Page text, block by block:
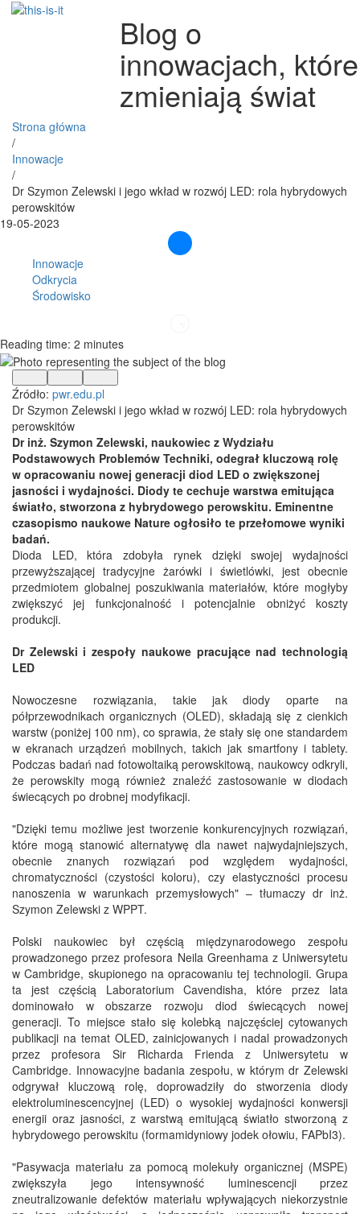
Blog o
innowacjach, które
zmieniają świat
Strona główna
/
Innowacje
/
Dr Szymon Zelewski i jego wkład w rozwój LED: rola hybrydowych
perowskitów
19-05-2023
Innowacje
Odkrycia
Środowisko
Reading time: 2 minutes
Źródło: pwr.edu.pl
Dr Szymon Zelewski i jego wkład w rozwój LED: rola hybrydowych
perowskitów
Dr inż. Szymon Zelewski, naukowiec z Wydziału
Podstawowych Problemów Techniki, odegrał kluczową rolę
w opracowaniu nowej generacji diod LED o zwiększonej
jasności i wydajności. Diody te cechuje warstwa emitująca
światło, stworzona z hybrydowego perowskitu. Eminentne
czasopismo naukowe Nature ogłosiło te przełomowe wyniki
badań.
Dioda LED, która zdobyła rynek dzięki swojej wydajności
przewyższającej tradycyjne żarówki i świetlówki, jest obecnie
przedmiotem globalnej poszukiwania materiałów, które mogłyby
zwiększyć jej funkcjonalność i potencjalnie obniżyć koszty
produkcji.
Dr Zelewski i zespoły naukowe pracujące nad technologią
LED
Nowoczesne rozwiązania, takie jak diody oparte na
półprzewodnikach organicznych (OLED), składają się z cienkich
warstw (poniżej 100 nm), co sprawia, że stały się one standardem
w ekranach urządzeń mobilnych, takich jak smartfony i tablety.
Podczas badań nad fotowoltaiką perowskitową, naukowcy odkryli,
że perowskity mogą również znaleźć zastosowanie w diodach
świecących po drobnej modyfikacji.
"Dzięki temu możliwe jest tworzenie konkurencyjnych rozwiązań,
które mogą stanowić alternatywę dla nawet najwydajniejszych,
obecnie znanych rozwiązań pod względem wydajności,
chromatyczności (czystości koloru), czy elastyczności procesu
nanoszenia w warunkach przemysłowych" – tłumaczy dr inż.
Szymon Zelewski z WPPT.
Polski naukowiec był częścią międzynarodowego zespołu
prowadzonego przez profesora Neila Greenhama z Uniwersytetu
w Cambridge, skupionego na opracowaniu tej technologii. Grupa
ta jest częścią Laboratorium Cavendisha, które przez lata
dominowało w obszarze rozwoju diod świecących nowej
generacji. To miejsce stało się kolebką najczęściej cytowanych
publikacji na temat OLED, zainicjowanych i nadal prowadzonych
przez profesora Sir Richarda Frienda z Uniwersytetu w
Cambridge. Innowacyjne badania zespołu, w którym dr Zelewski
odgrywał kluczową rolę, doprowadziły do stworzenia diody
elektroluminescencyjnej (LED) o wysokiej wydajności konwersji
energii oraz jasności, z warstwą emitującą światło stworzoną z
hybrydowego perowskitu (formamidyniowy jodek ołowiu, FAPbI3).
"Pasywacja materiału za pomocą molekuły organicznej (MSPE)
zwiększyła jego intensywność luminescencji przez
zneutralizowanie defektów materiału wpływających niekorzystnie